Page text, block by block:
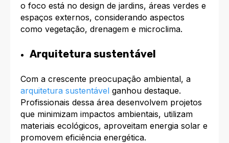
o foco está no design de jardins, áreas verdes e
espaços externos, considerando aspectos
como vegetação, drenagem e microclima.
Arquitetura sustentável
Com a crescente preocupação ambiental, a
arquitetura sustentável ganhou destaque.
Profissionais dessa área desenvolvem projetos
que minimizam impactos ambientais, utilizam
materiais ecológicos, aproveitam energia solar e
promovem eficiência energética.